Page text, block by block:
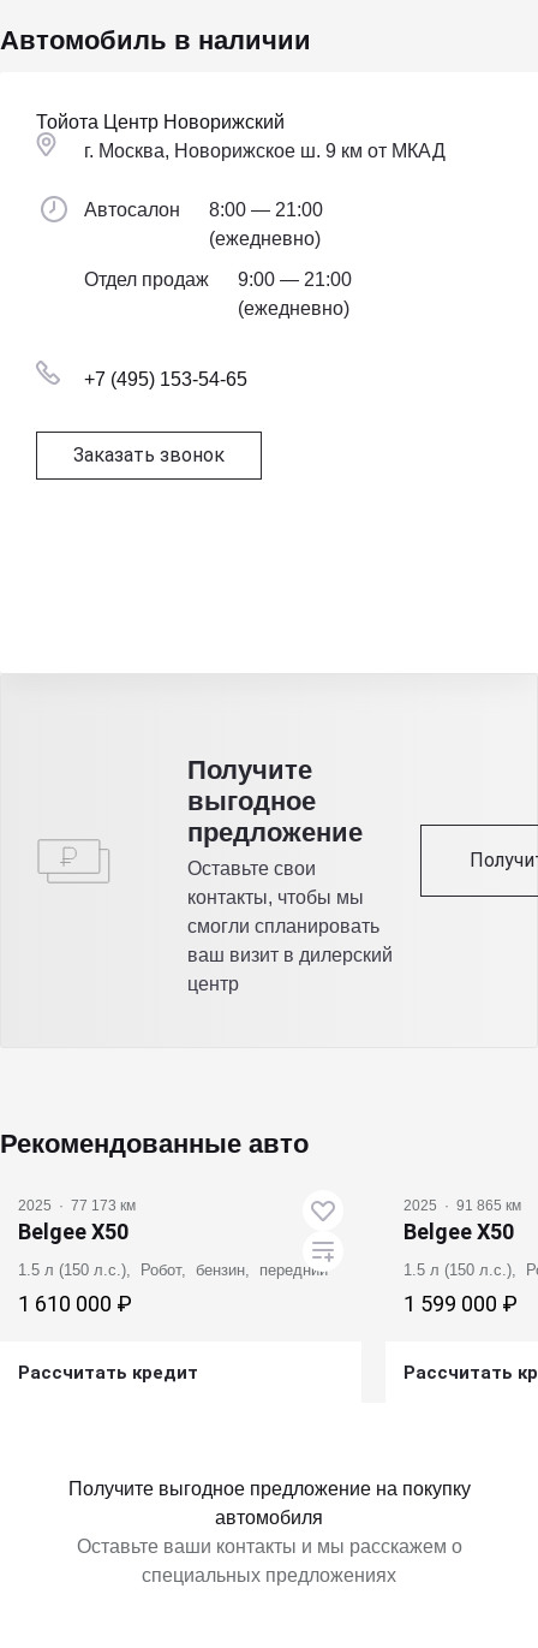
Автомобиль в наличии
Тойота Центр Новорижский
г. Москва, Новорижское ш. 9 км от МКАД
Автосалон
8:00 — 21:00
(ежедневно)
Отдел продаж
9:00 — 21:00
(ежедневно)
+7 (495) 153-54-65
Заказать звонок
Получитe
выгодное
предложение
Оставьте свои
контакты, чтобы мы
смогли спланировать
ваш визит в дилерский
центр
Рекомендованные авто
2025 · 77 173 км
Belgee X50
1.5 л (150 л.с.), Робот, бензин, передний
1 610 000 ₽
Рассчитать кредит
2025 · 91 865 км
Belgee X50
1.5 л (150 л.с.),
1 599 000 ₽
Рассчитать
Получите выгодное предложение на покупку
автомобиля
Оставьте ваши контакты и мы расскажем о
специальных предложениях